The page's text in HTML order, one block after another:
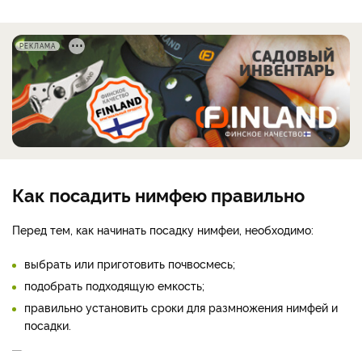
РЕКЛАМА
Как посадить нимфею правильно
Перед тем, как начинать посадку нимфеи, необходимо:
выбрать или приготовить почвосмесь;
подобрать подходящую емкость;
правильно установить сроки для размножения нимфей и
посадки.